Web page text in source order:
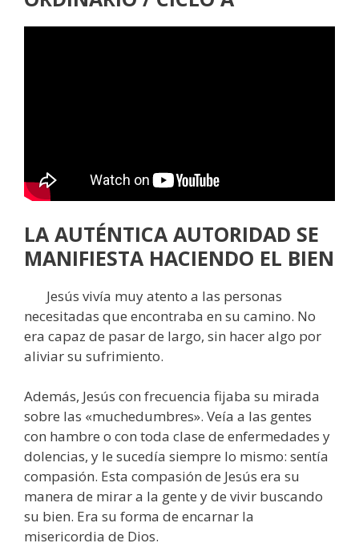
LA AUTÉNTICA AUTORIDAD SE
MANIFIESTA HACIENDO EL BIEN
Jesús vivía muy atento a las personas
necesitadas que encontraba en su camino. No
era capaz de pasar de largo, sin hacer algo por
aliviar su sufrimiento.
Además, Jesús con frecuencia fijaba su mirada
sobre las «muchedumbres». Veía a las gentes
con hambre o con toda clase de enfermedades y
dolencias, y le sucedía siempre lo mismo: sentía
compasión. Esta compasión de Jesús era su
manera de mirar a la gente y de vivir buscando
su bien. Era su forma de encarnar la
misericordia de Dios.